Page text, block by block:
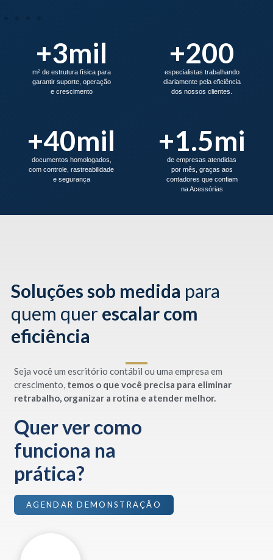
+3mil
m² de estrutura física para
garantir suporte, operação
e crescimento
+200
especialistas trabalhando
diariamente pela eficiência
dos nossos clientes.
+40mil
documentos homologados,
com controle, rastreabilidade
e segurança
+1.5mi
de empresas atendidas
por mês, graças aos
contadores que confiam
na Acessórias
Soluções sob medida para
quem querescalar com
eficiência
Seja você um escritório contábil ou uma empresa em
crescimento, temos o que você precisa para eliminar
retrabalho, organizar a rotina e atender melhor.
Quer ver como
funciona na
prática?
AGENDAR DEMONSTRAÇÃO